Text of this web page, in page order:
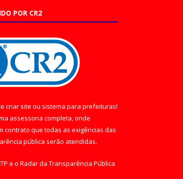
POR CR2
criar site ou sistema para prefeituras!
assessoria completa, onde
contrato que todas as exigências das
pública serão atendidas.
e o Radar da Transparência Pública